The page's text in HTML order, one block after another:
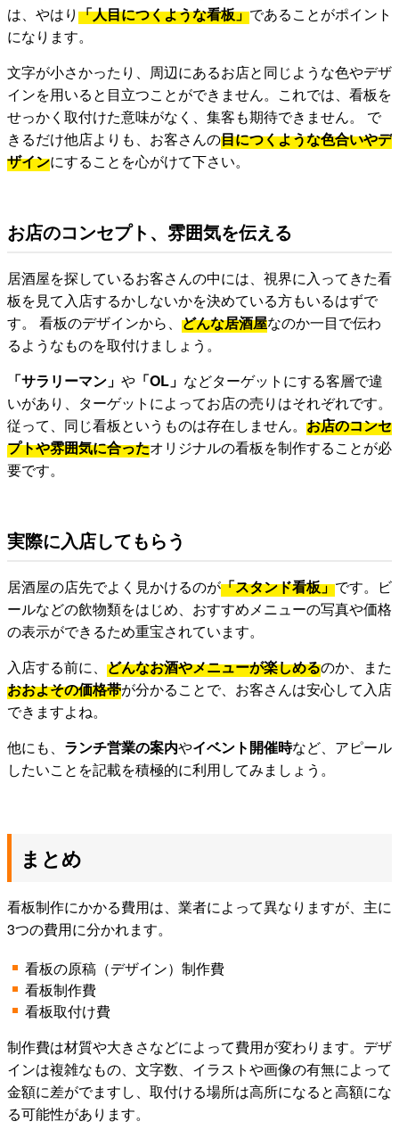
は、やはり「人目につくような看板」であることがポイント
になります。
文字が小さかったり、周辺にあるお店と同じような色やデザ
インを用いると目立つことができません。これでは、看板を
せっかく取付けた意味がなく、集客も期待できません。 で
きるだけ他店よりも、お客さんの目につくような色合いやデ
ザインにすることを心がけて下さい。
お店のコンセプト、雰囲気を伝える
居酒屋を探しているお客さんの中には、視界に入ってきた看
板を見て入店するかしないかを決めている方もいるはずで
す。 看板のデザインから、 どんな居酒屋なのか一目で伝わ
るようなものを取付けましょう。
「サラリーマン」 や 「OL」 などターゲットにする客層で違
いがあり、ターゲットによってお店の売りはそれぞれです。
従って、同じ看板というものは存在しません。 お店のコンセ
プトや雰囲気に合ったオリジナルの看板を制作することが必
要です。
実際に入店してもらう
居酒屋の店先でよく見かけるのが「スタンド看板」です。ビ
ールなどの飲物類をはじめ、おすすめメニューの写真や価格
の表示ができるため重宝されています。
入店する前に、 どんなお酒やメニューが楽しめるのか、また
おおよその価格帯が分かることで、お客さんは安心して入店
できますよね。
他にも、 ランチ営業の案内やイベント開催時など、アピール
したいことを記載を積極的に利用してみましょう。
まとめ
看板制作にかかる費用は、業者によって異なりますが、主に
3つの費用に分かれます。
看板の原稿（デザイン）制作費
看板制作費
看板取付け費
制作費は材質や大きさなどによって費用が変わります。デザ
インは複雑なもの、文字数、イラストや画像の有無によって
金額に差がでますし、取付ける場所は高所になると高額にな
る可能性があります。